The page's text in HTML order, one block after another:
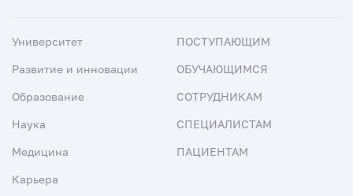
Университет
Развитие и инновации
Образование
Наука
Медицина
Карьера
ПОСТУПАЮЩИМ
ОБУЧАЮЩИМСЯ
СОТРУДНИКАМ
СПЕЦИАЛИСТАМ
ПАЦИЕНТАМ